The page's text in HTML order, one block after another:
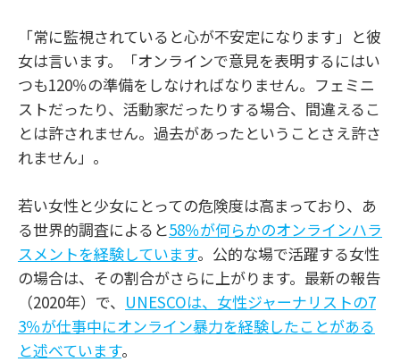
「常に監視されていると心が不安定になります」と彼
女は言います。「オンラインで意見を表明するにはい
つも120％の準備をしなければなりません。フェミニ
ストだったり、活動家だったりする場合、間違えるこ
とは許されません。過去があったということさえ許さ
れません」。
若い女性と少女にとっての危険度は高まっており、あ
る世界的調査によると58％が何らかのオンラインハラ
スメントを経験しています。公的な場で活躍する女性
の場合は、その割合がさらに上がります。最新の報告
（2020年）で、 UNESCOは、女性ジャーナリストの7
3％が仕事中にオンライン暴力を経験したことがある
と述べています。